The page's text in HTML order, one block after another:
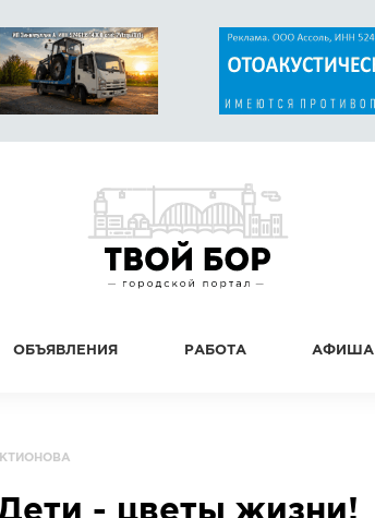
ОБЪЯВЛЕНИЯ РАБОТА АФИША
- цветы жизни!